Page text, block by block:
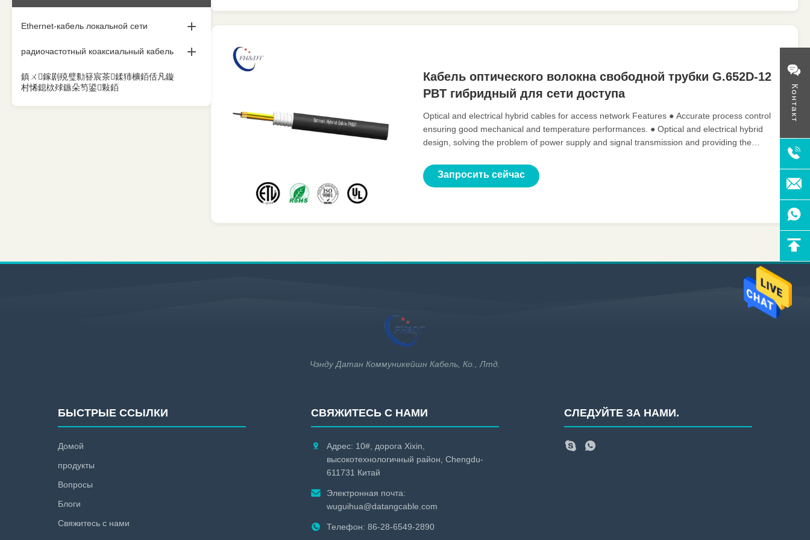
Контакт
Ethernet-кабель локальной сети
Кабель ethernet Cat5e
кабель ethernet cat6
радиочастотный коаксиальный кабель
коаксиальный кабель 1/2
鎮ㄨ鎵剧殑璧勬簮宸茶鍒犻櫎銆佸凡鏇
村悕鎴栨殏鏃朵笉鍙敤銆
Кабель оптического волокна свободной трубки G.652D-12
PBT гибридный для сети доступа
Optical and electrical hybrid cables for access network Features ● Accurate process control
ensuring good mechanical and temperature performances. ● Optical and electrical hybrid
design, solving the problem of power supply and signal transmission and providing the
power and reducing coordination and maintenance of power supply. ● Reducing procurement
costs and saving construction costs
Запросить сейчас
Чэнду Датан Коммуникейшн Кабель, Ко., Лтд.
БЫСТРЫЕ ССЫЛКИ
Домой
продукты
Вопросы
Блоги
Свяжитесь с нами
СВЯЖИТЕСЬ С НАМИ
Адрес: 10#, дорога Xixin,
высокотехнологичный район, Chengdu-
611731 Китай
Электронная почта:
wuguihua@datangcable.com
Телефон: 86-28-6549-2890
СЛЕДУЙТЕ ЗА НАМИ.